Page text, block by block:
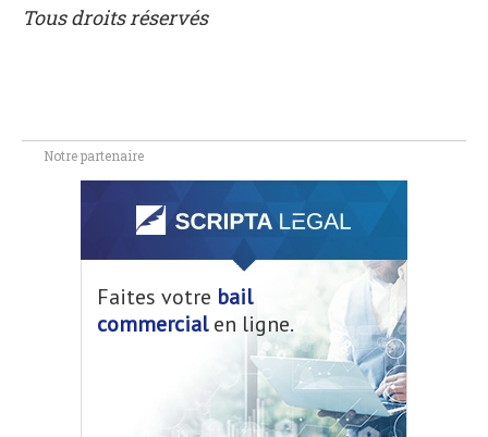
Tous droits réservés
Notre partenaire
Faites votre bail
commercial en ligne.